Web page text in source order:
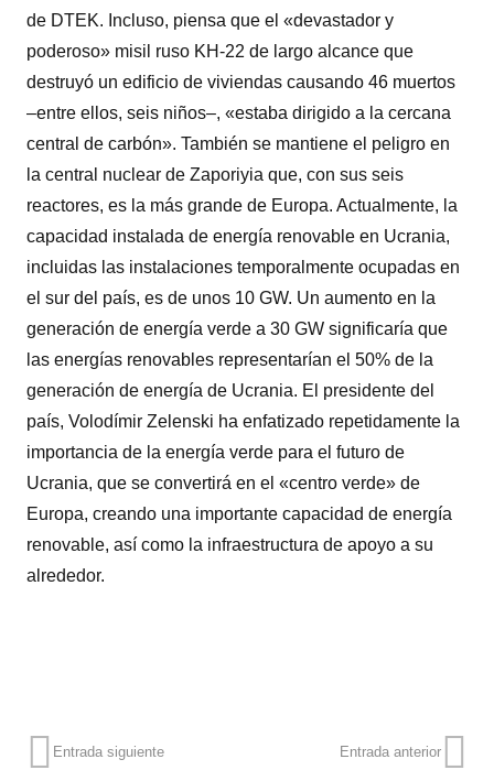
de DTEK. Incluso, piensa que el «devastador y
poderoso» misil ruso KH-22 de largo alcance que
destruyó un edificio de viviendas causando 46 muertos
–entre ellos, seis niños–, «estaba dirigido a la cercana
central de carbón». También se mantiene el peligro en
la central nuclear de Zaporiyia que, con sus seis
reactores, es la más grande de Europa. Actualmente, la
capacidad instalada de energía renovable en Ucrania,
incluidas las instalaciones temporalmente ocupadas en
el sur del país, es de unos 10 GW. Un aumento en la
generación de energía verde a 30 GW significaría que
las energías renovables representarían el 50% de la
generación de energía de Ucrania. El presidente del
país, Volodímir Zelenski ha enfatizado repetidamente la
importancia de la energía verde para el futuro de
Ucrania, que se convertirá en el «centro verde» de
Europa, creando una importante capacidad de energía
renovable, así como la infraestructura de apoyo a su
alrededor.
Entrada siguiente Entrada anterior